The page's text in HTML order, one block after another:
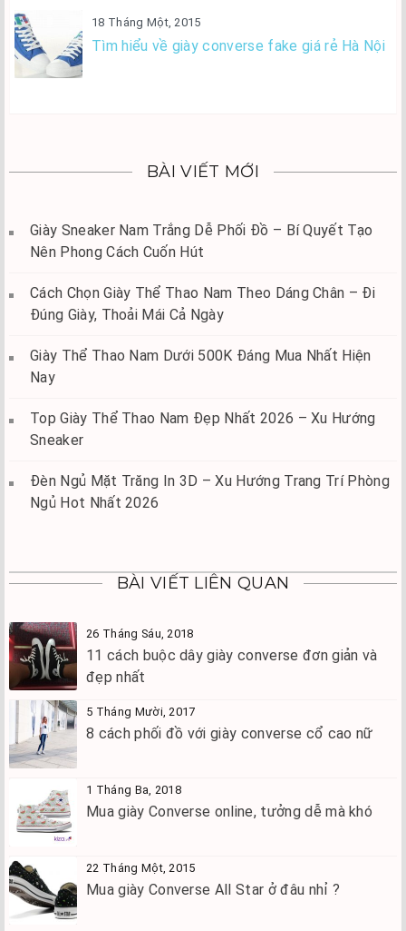
18 Tháng Một, 2015
Tìm hiểu về giày converse fake giá rẻ Hà Nội
BÀI VIẾT MỚI
Giày Sneaker Nam Trắng Dễ Phối Đồ – Bí Quyết Tạo
Nên Phong Cách Cuốn Hút
Cách Chọn Giày Thể Thao Nam Theo Dáng Chân – Đi
Đúng Giày, Thoải Mái Cả Ngày
Giày Thể Thao Nam Dưới 500K Đáng Mua Nhất Hiện
Nay
Top Giày Thể Thao Nam Đẹp Nhất 2026 – Xu Hướng
Sneaker
Đèn Ngủ Mặt Trăng In 3D – Xu Hướng Trang Trí Phòng
Ngủ Hot Nhất 2026
BÀI VIẾT LIÊN QUAN
26 Tháng Sáu, 2018
11 cách buộc dây giày converse đơn giản và
đẹp nhất
5 Tháng Mười, 2017
8 cách phối đồ với giày converse cổ cao nữ
1 Tháng Ba, 2018
Mua giày Converse online, tưởng dễ mà khó
22 Tháng Một, 2015
Mua giày Converse All Star ở đâu nhỉ ?